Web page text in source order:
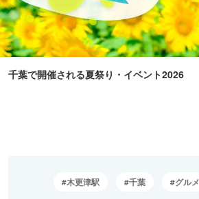
千葉で開催される夏祭り・イベント2026
木更津駅 千葉 グルメ